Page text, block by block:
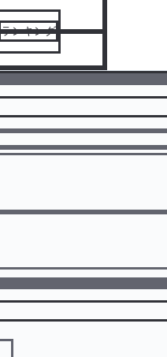
ランキング